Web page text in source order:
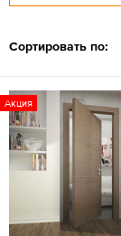
Сортировать по:
Акция